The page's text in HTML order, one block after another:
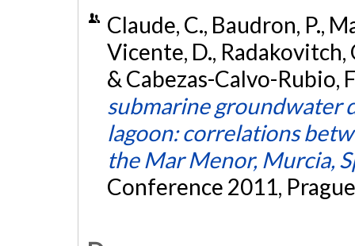
Claude, C., Baudron, P.,
Vicente, D., Radakovitch,
& Cabezas-Calvo-Rubio,
submarine groundwater
lagoon: correlations
the Mar Menor, Murcia,
Conference 2011,